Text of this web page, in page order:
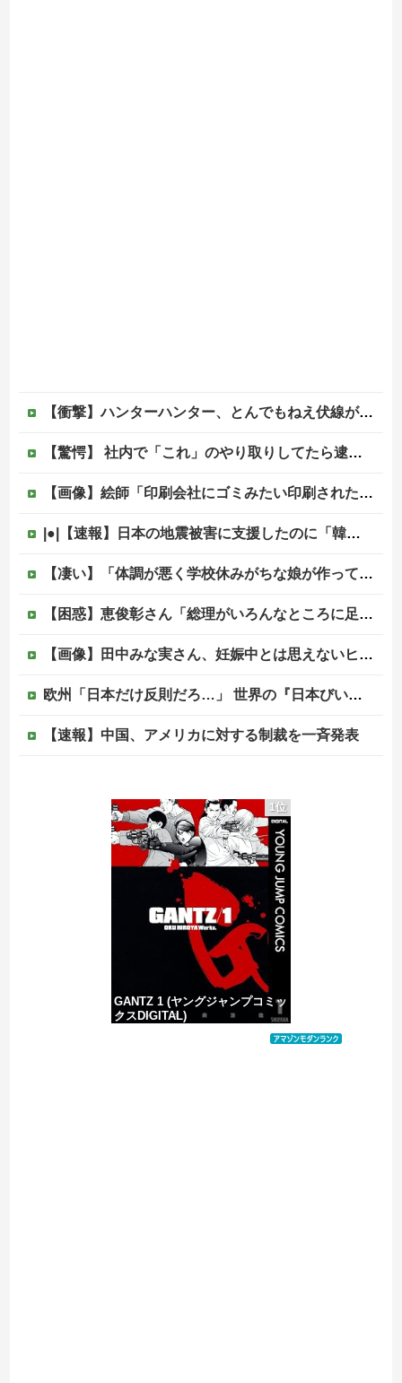
【衝撃】ハンターハンター、とんでもねえ伏線が発掘される。クルタ族の虐殺犯人がツェリードニヒだった模様！
【驚愕】 社内で「これ」のやり取りしてたら逮捕されたんだがｗｗｗｗｗｗｗ
【画像】絵師「印刷会社にゴミみたい印刷されたから晒すわ」→お前がクレーマーだと大炎上
|●|【速報】日本の地震被害に支援したのに「韓国産の水は水洗トイレに」
【凄い】「体調が悪く学校休みがちな娘が作っている果物の飾り切り」→大反響！
【困惑】恵俊彰さん「総理がいろんなところに足を運べばクーラーが…」・・・・・・・・・他
【画像】田中みな実さん、妊娠中とは思えないヒール姿で登場してしまう
欧州「日本だけ反則だろ…」 世界の『日本びいき』にヨーロッパ全土から不満の声
【速報】中国、アメリカに対する制裁を一斉発表
暴力行為法違反の疑いで、毎日新聞記者を逮捕
【画像】 福岡、こんなのが普通に走ってるｗｗｗｗｗｗｗｗｗｗｗｗｗｗｗｗｗｗｗｗｗｗｗｗｗｗｗｗｗｗｗｗｗｗｗｗｗｗｗｗ
【移民政策反対】イオンの売り場で唐揚げを食う中国人の子供
1位
GANTZ 1 (ヤングジャンプコミッ
クスDIGITAL)
価格：¥100